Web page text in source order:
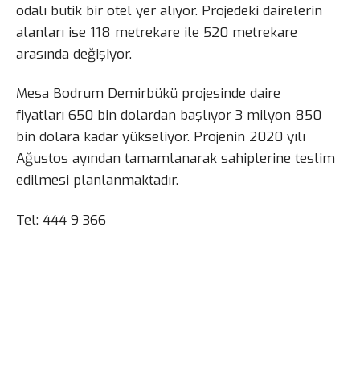
odalı butik bir otel yer alıyor. Projedeki dairelerin
alanları ise 118 metrekare ile 520 metrekare
arasında değişiyor.
Mesa Bodrum Demirbükü projesinde daire
fiyatları 650 bin dolardan başlıyor 3 milyon 850
bin dolara kadar yükseliyor. Projenin 2020 yılı
Ağustos ayından tamamlanarak sahiplerine teslim
edilmesi planlanmaktadır.
Tel: 444 9 366